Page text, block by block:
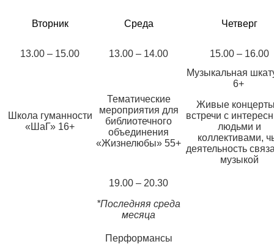
Вторник Среда Четверг
13.00 – 15.00 13.00 – 14.00 15.00 – 16.00
Школа гуманности
«ШаГ» 16+
Тематические
мероприятия для
библиотечного
объединения
«Жизнелюбы» 55+
Музыкальная
6+
Живые
встречи с
людьми и
коллективами,
деятельность
музыкой
19.00 – 20.30
*Последняя среда
месяца
Перформансы